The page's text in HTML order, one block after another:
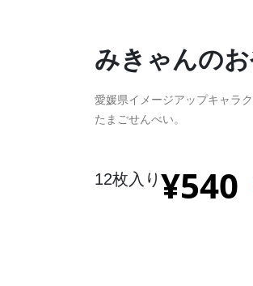
みきゃんの
愛媛県イメージアップキャラ
たまごせんべい。
12枚入り ¥540